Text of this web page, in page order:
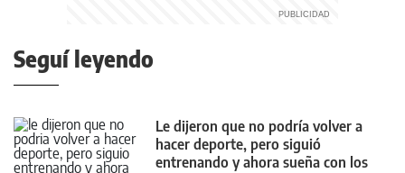
Seguí leyendo
Le dijeron que no podría volver a
hacer deporte, pero siguió
entrenando y ahora sueña con los